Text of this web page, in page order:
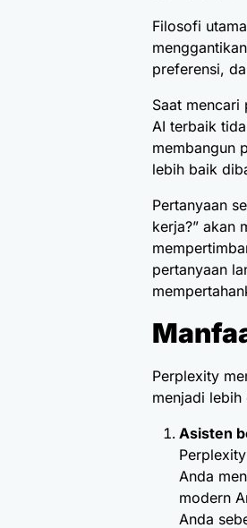
Filosofi
preferensi,
Saat
AI terbaik
membangun
lebih baik
Pertanyaan
kerja?” akan
pertanyaan
Perplexity
menjadi lebih
Asisten
Anda
modern
Anda